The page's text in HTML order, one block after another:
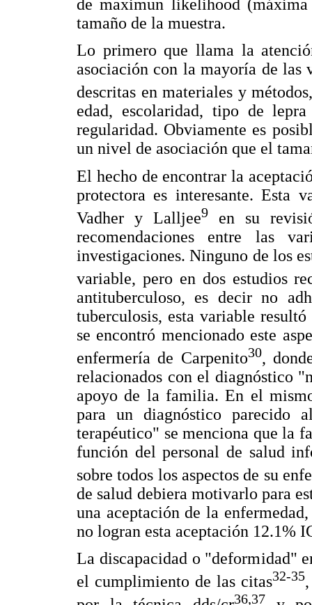
de maximun likelihood
tamaño de la muestra.
Lo primero que llama la
asociación con la mayoría de las
descritas en materiales y
edad, escolaridad, tipo de
regularidad. Obviamente es
un nivel de asociación que el
El hecho de encontrar la
protectora es interesante. Esta
Vadher y Lalljee9en su
recomendaciones entre las
investigaciones. Ninguno de los
variable, pero en dos estudios
antituberculoso, es decir no
tuberculosis, esta variable
se encontró mencionado este
enfermería de Carpenito30,
relacionados con el diagnóstico
apoyo de la familia. En el
para un diagnóstico parecido
terapéutico" se menciona que la
función del personal de salud
sobre todos los aspectos de su
de salud debiera motivarlo para
una aceptación de la
no logran esta aceptación 12.1%
La discapacidad o "deformidad"
el cumplimiento de las citas32-35
36,37